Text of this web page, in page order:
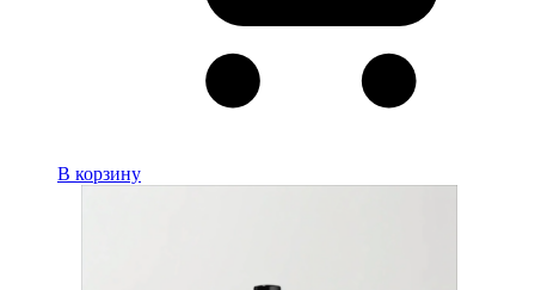
В корзину